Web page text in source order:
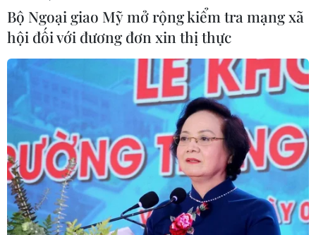
Hà Nội cảnh báo về việc sử dụng tế
bào gốc trong khám chữa bệnh, làm
đẹp
Thắp lên hy vọng cho bệnh nhân
nghèo từ 'phòng khám 0 đồng' ở An
Giang
07/08/2026 02:00
Bộ Ngoại giao Mỹ mở rộng kiểm tra mạng xã
hội đối với đương đơn xin thị thực